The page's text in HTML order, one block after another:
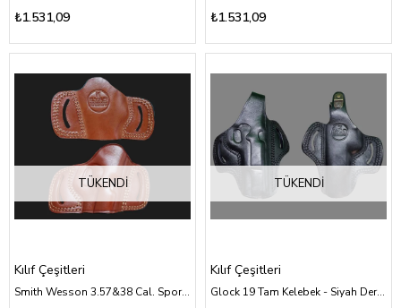
₺1.531,09 ₺1.531,09
TÜKENDI
Kılıf Çeşitleri
Smith Wesson 3.57&38 Cal. Sport - Kahverengi Deri Kılıf Çeşitleri
TÜKENDI
Kılıf Çeşitleri
Glock 19 Tam Kelebek - Siyah Deri Kılıf Çeşitleri